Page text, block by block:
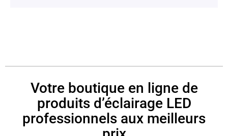
Votre boutique en ligne de
produits d’éclairage LED
professionnels aux meilleurs